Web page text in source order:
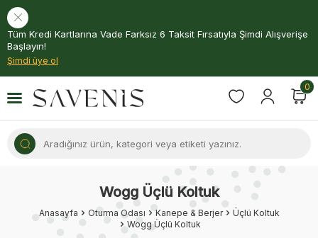
Tüm Kredi Kartlarına Vade Farksız 6 Taksit Fırsatıyla Şimdi Alışverişe
Başlayın!
Şimdi üye ol
0
Wogg Üçlü Koltuk
Anasayfa Oturma Odası Kanepe & Berjer
Üçlü Koltuk
Wogg Üçlü Koltuk